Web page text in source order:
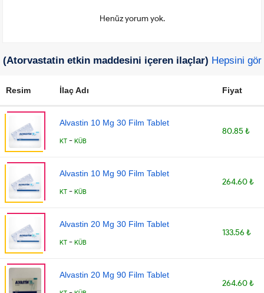
Henüz yorum yok.
(Atorvastatin etkin maddesini içeren ilaçlar) Hepsini gör
Resim İlaç Adı Fiyat
Alvastin 10 Mg 30 Film Tablet
KT - KÜB
80.85 ₺
Alvastin 10 Mg 90 Film Tablet
KT - KÜB
264.60 ₺
Alvastin 20 Mg 30 Film Tablet
KT - KÜB
133.56 ₺
Alvastin 20 Mg 90 Film Tablet
264.60 ₺